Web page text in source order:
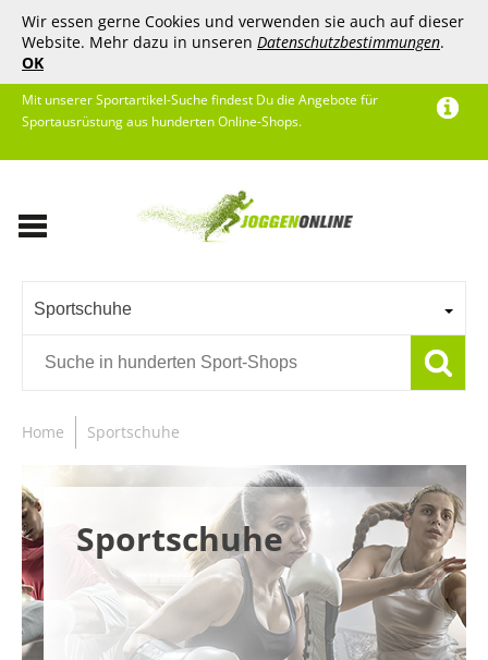
Wir essen gerne Cookies und verwenden sie auch auf dieser
Website. Mehr dazu in unseren Datenschutzbestimmungen.
OK
Mit unserer Sportartikel-Suche findest Du die Angebote für
Sportausrüstung aus hunderten Online-Shops.
Sportschuhe
Home Sportschuhe
Sportschuhe